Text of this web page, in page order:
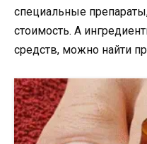
специальные
стоимость. А
средств, можно найти